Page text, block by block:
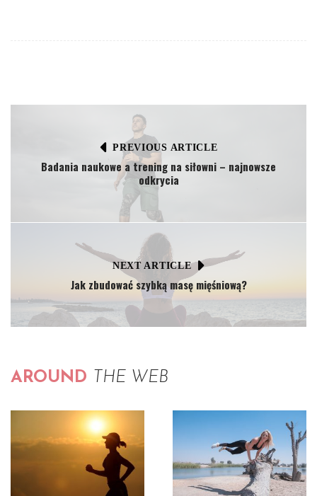
PREVIOUS ARTICLE
Badania naukowe a trening na siłowni – najnowsze
odkrycia
NEXT ARTICLE
Jak zbudować szybką masę mięśniową?
AROUND THE WEB